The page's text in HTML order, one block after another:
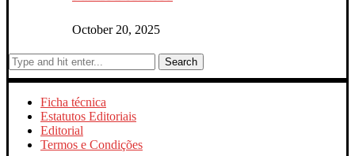
October 20, 2025
Search
Ficha técnica
Estatutos Editoriais
Editorial
Termos e Condições